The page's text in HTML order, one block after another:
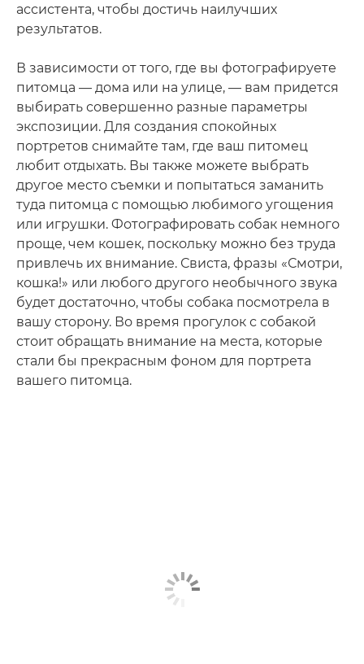
ассистента, чтобы достичь наилучших
результатов.
В зависимости от того, где вы фотографируете
питомца — дома или на улице, — вам придется
выбирать совершенно разные параметры
экспозиции. Для создания спокойных
портретов снимайте там, где ваш питомец
любит отдыхать. Вы также можете выбрать
другое место съемки и попытаться заманить
туда питомца с помощью любимого угощения
или игрушки. Фотографировать собак немного
проще, чем кошек, поскольку можно без труда
привлечь их внимание. Свиста, фразы «Смотри,
кошка!» или любого другого необычного звука
будет достаточно, чтобы собака посмотрела в
вашу сторону. Во время прогулок с собакой
стоит обращать внимание на места, которые
стали бы прекрасным фоном для портрета
вашего питомца.